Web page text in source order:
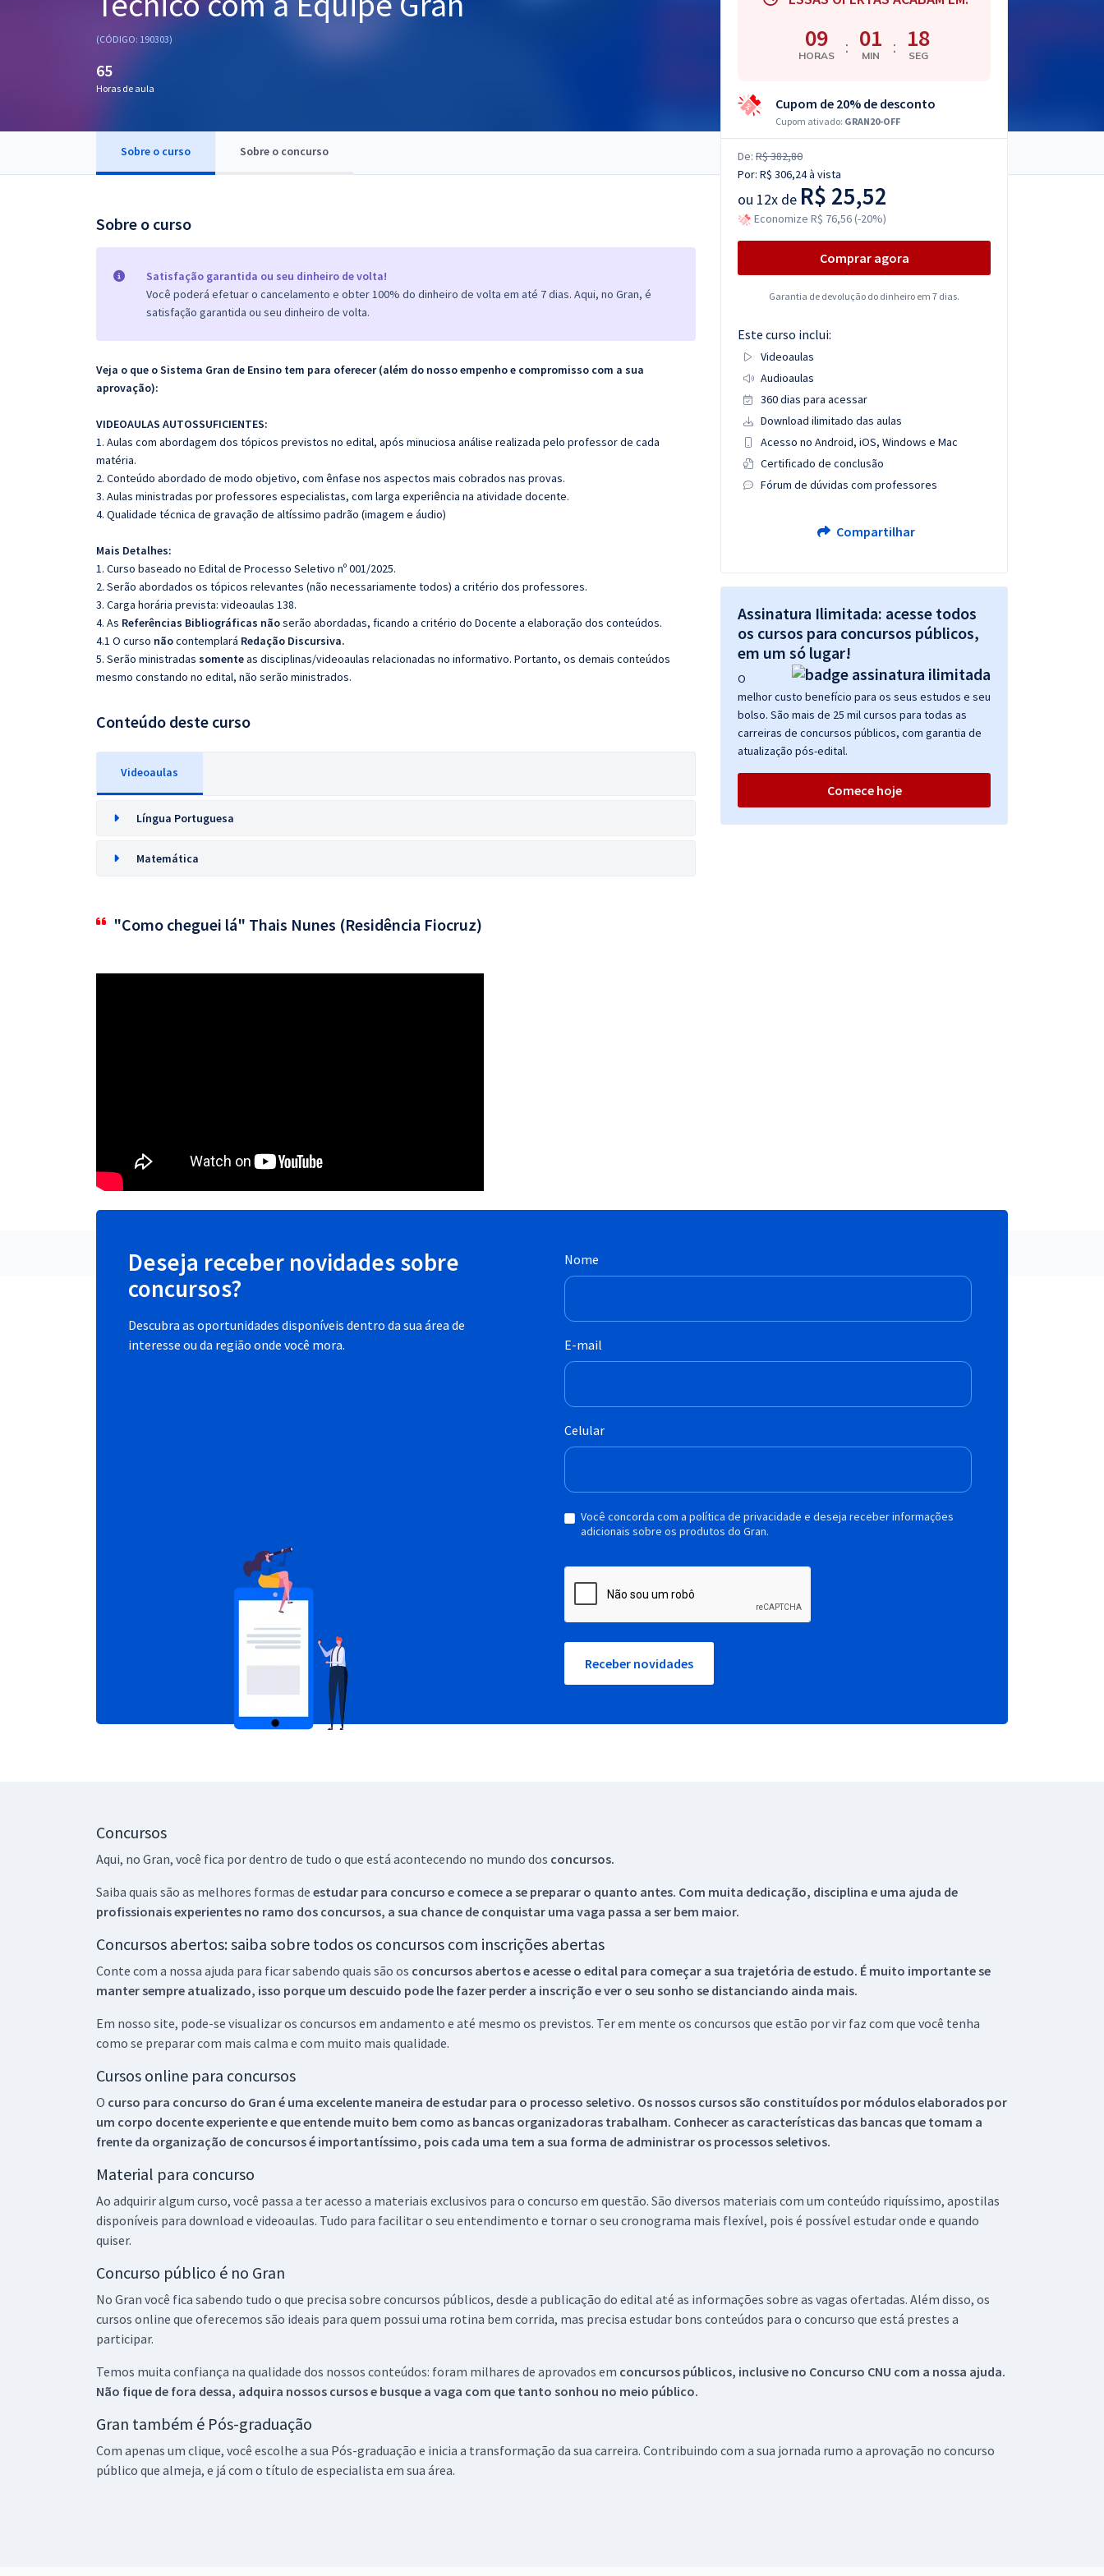
Questões grátis
(CÓDIGO: 190303)
65
Horas de aula
Sobre o curso Sobre o concurso
Sobre o curso
Satisfação garantida ou seu dinheiro de volta!
Você poderá efetuar o cancelamento e obter 100% do dinheiro de volta em até 7 dias. Aqui, no Gran, é
satisfação garantida ou seu dinheiro de volta.
Veja o que o Sistema Gran de Ensino tem para oferecer (além do nosso empenho e compromisso com a sua
aprovação):
VIDEOAULAS AUTOSSUFICIENTES:
1. Aulas com abordagem dos tópicos previstos no edital, após minuciosa análise realizada pelo professor de cada
matéria.
2. Conteúdo abordado de modo objetivo, com ênfase nos aspectos mais cobrados nas provas.
3. Aulas ministradas por professores especialistas, com larga experiência na atividade docente.
4. Qualidade técnica de gravação de altíssimo padrão (imagem e áudio)
Mais Detalhes:
1. Curso baseado no Edital de Processo Seletivo nº 001/2025.
2. Serão abordados os tópicos relevantes (não necessariamente todos) a critério dos professores.
3. Carga horária prevista: videoaulas 138.
4. As Referências Bibliográficas nãoserão abordadas, ficando a critério do Docente a elaboração dos conteúdos.
4.1 O curso nãocontemplará Redação Discursiva.
5. Serão ministradas somenteas disciplinas/videoaulas relacionadas no informativo. Portanto, os demais conteúdos
mesmo constando no edital, não serão ministrados.
Conteúdo deste curso
Videoaulas
Língua Portuguesa
Matemática
"Como cheguei lá" Thais Nunes (Residência Fiocruz)
09
HORAS : 01
MIN : 17
SEG
Cupom de 20% de desconto
Cupom ativado: GRAN20-OFF
De: R$ 382,80
Por: R$ 306,24à vista
ou 12x de R$ 25,52
Economize R$ 76,56 (-20%)
Comprar agora
Garantia de devolução do dinheiro em 7 dias.
Este curso inclui:
Videoaulas
Audioaulas
360 dias para acessar
Download ilimitado das aulas
Acesso no Android, iOS, Windows e Mac
Certificado de conclusão
Fórum de dúvidas com professores
Compartilhar
Assinatura Ilimitada: acesse todos
os cursos para concursos públicos,
em um só lugar!
O
melhor custo benefício para os seus estudos e seu
bolso. São mais de 25 mil cursos para todas as
carreiras de concursos públicos, com garantia de
atualização pós-edital.
Comece hoje
Deseja receber novidades sobre
concursos?
Descubra as oportunidades disponíveis dentro da sua área de
interesse ou da região onde você mora.
Nome
E-mail
Celular
Você concorda com a política de privacidade e deseja receber informações
adicionais sobre os produtos do Gran.
Receber novidades
Concursos
Aqui, no Gran, você fica por dentro de tudo o que está acontecendo no mundo dos concursos.
Saiba quais são as melhores formas de estudar para concurso e comece a se preparar o quanto antes. Com muita dedicação, disciplina e uma ajuda de
profissionais experientes no ramo dos concursos, a sua chance de conquistar uma vaga passa a ser bem maior.
Concursos abertos: saiba sobre todos os concursos com inscrições abertas
Conte com a nossa ajuda para ficar sabendo quais são os concursos abertos e acesse o edital para começar a sua trajetória de estudo. É muito importante se
manter sempre atualizado, isso porque um descuido pode lhe fazer perder a inscrição e ver o seu sonho se distanciando ainda mais.
Em nosso site, pode-se visualizar os concursos em andamento e até mesmo os previstos. Ter em mente os concursos que estão por vir faz com que você tenha
como se preparar com mais calma e com muito mais qualidade.
Cursos online para concursos
O curso para concurso do Gran é uma excelente maneira de estudar para o processo seletivo. Os nossos cursos são constituídos por módulos elaborados por
um corpo docente experiente e que entende muito bem como as bancas organizadoras trabalham. Conhecer as características das bancas que tomam a
frente da organização de concursos é importantíssimo, pois cada uma tem a sua forma de administrar os processos seletivos.
Material para concurso
Ao adquirir algum curso, você passa a ter acesso a materiais exclusivos para o concurso em questão. São diversos materiais com um conteúdo riquíssimo, apostilas
disponíveis para download e videoaulas. Tudo para facilitar o seu entendimento e tornar o seu cronograma mais flexível, pois é possível estudar onde e quando
quiser.
Concurso público é no Gran
No Gran você fica sabendo tudo o que precisa sobre concursos públicos, desde a publicação do edital até as informações sobre as vagas ofertadas. Além disso, os
cursos online que oferecemos são ideais para quem possui uma rotina bem corrida, mas precisa estudar bons conteúdos para o concurso que está prestes a
participar.
Temos muita confiança na qualidade dos nossos conteúdos: foram milhares de aprovados em concursos públicos, inclusive no Concurso CNU com a nossa ajuda.
Não fique de fora dessa, adquira nossos cursos e busque a vaga com que tanto sonhou no meio público.
Gran também é Pós-graduação
Com apenas um clique, você escolhe a sua Pós-graduação e inicia a transformação da sua carreira. Contribuindo com a sua jornada rumo a aprovação no concurso
público que almeja, e já com o título de especialista em sua área.